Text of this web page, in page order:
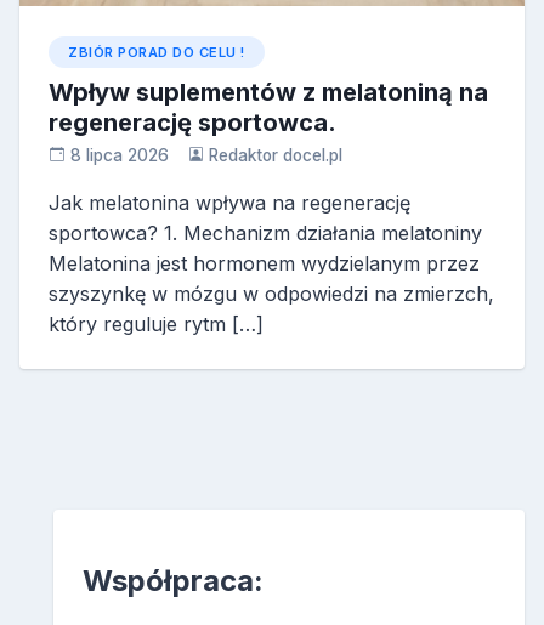
ZBIÓR PORAD DO CELU !
Wpływ suplementów z melatoniną na
regenerację sportowca.
8 lipca 2026 Redaktor docel.pl
Jak melatonina wpływa na regenerację
sportowca? 1. Mechanizm działania melatoniny
Melatonina jest hormonem wydzielanym przez
szyszynkę w mózgu w odpowiedzi na zmierzch,
który reguluje rytm […]
Współpraca: